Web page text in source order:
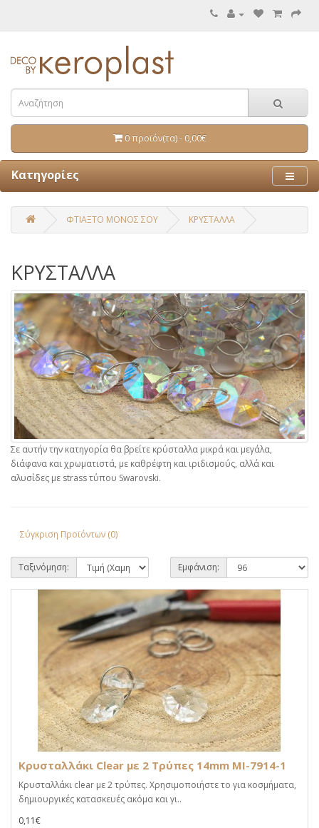
0 προϊόν(τα) - 0,00€
Κατηγορίες
ΦΤΙΑΞΤΟ ΜΟΝΟΣ ΣΟΥ ΚΡΥΣΤΑΛΛΑ
ΚΡΥΣΤΑΛΛΑ
Σε αυτήν την κατηγορία θα βρείτε κρύσταλλα μικρά και μεγάλα,
διάφανα και χρωματιστά, με καθρέφτη και ιριδισμούς, αλλά και
αλυσίδες με strass τύπου Swarovski.
Σύγκριση Προϊόντων (0)
Ταξινόμηση: Εμφάνιση:
Κρυσταλλάκι Clear με 2 Τρύπες 14mm MI-7914-1
Κρυσταλλάκι clear με 2 τρύπες. Χρησιμοποιήστε το για κοσμήματα,
δημιουργικές κατασκευές ακόμα και γι..
0,11€